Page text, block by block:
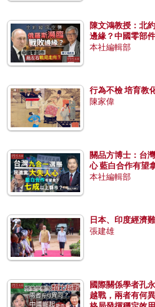
陳文鴻教授：北
邊緣？中國零部
本社編輯部
行為不檢 培育教
陳家偉
關品方博士：台
心 藍白合作有望
本社編輯部
日本、印度經濟
張建雄
國際關係學者孔
越戰，兩者有何